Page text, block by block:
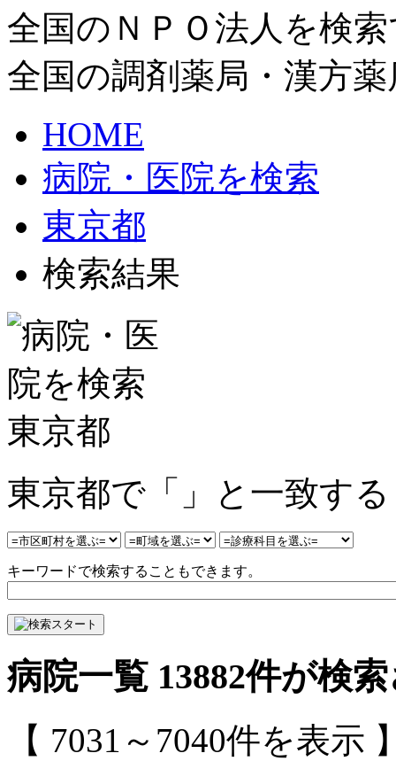
全国のＮＰＯ法人を検
全国の調剤薬局・漢方
HOME
病院・医院を検索
東京都
検索結果
東京都で「」と一致す
キーワードで検索することもできます。
病院一覧 13882件が検
【 7031～7040件を表示